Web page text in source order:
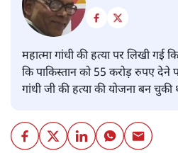
महात्मा गांधी की हत्या पर लिखी गई
कि पाकिस्तान को 55 करोड़ रुपए देने
गांधी जी की हत्या की योजना बन चुकी